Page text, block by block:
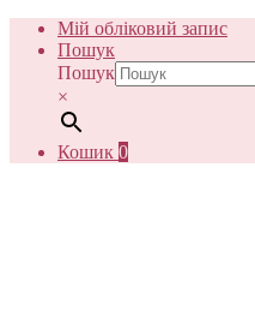
Мій обліковий запис
Пошук
Пошук
×
Кошик 0